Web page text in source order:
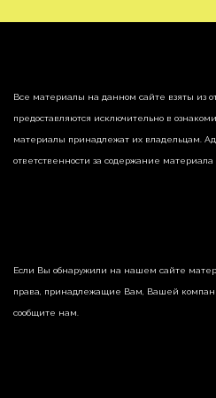
Все материалы на данном сайте взяты из
предоставляются исключительно в
материалы принадлежат их владельцам.
ответственности за содержание материала
Если Вы обнаружили на нашем сайте
права, принадлежащие Вам, Вашей
сообщите нам.